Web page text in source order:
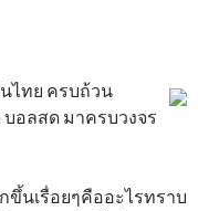
ไทย ครบถ้วน
อลสด มาครบวงจร
นเรื่อยๆคืออะไรทราบ